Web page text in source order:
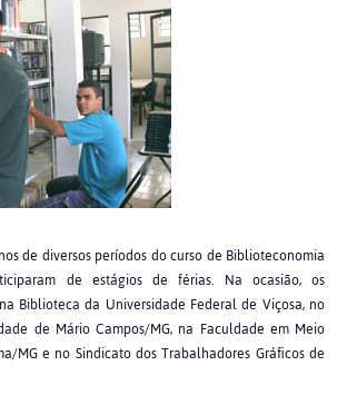
de diversos períodos do curso de Biblioteconomia
de estágios de férias. Na ocasião, os
Biblioteca da Universidade Federal de Viçosa, no
de Mário Campos/MG, na Faculdade em Meio
MG e no Sindicato dos Trabalhadores Gráficos de